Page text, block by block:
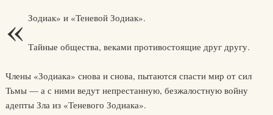
« Зодиак» и «Теневой Зодиак».
Тайные общества, веками противостоящие друг другу.
Члены «Зодиака» снова и снова, пытаются спасти мир от сил
Тьмы — а с ними ведут непрестанную, безжалостную войну
адепты Зла из «Теневого Зодиака».